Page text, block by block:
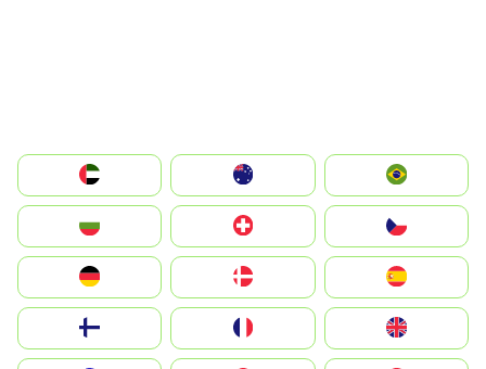
الإمارات العربية المتحدة
Switzerland
Deutschland
United Kingdom